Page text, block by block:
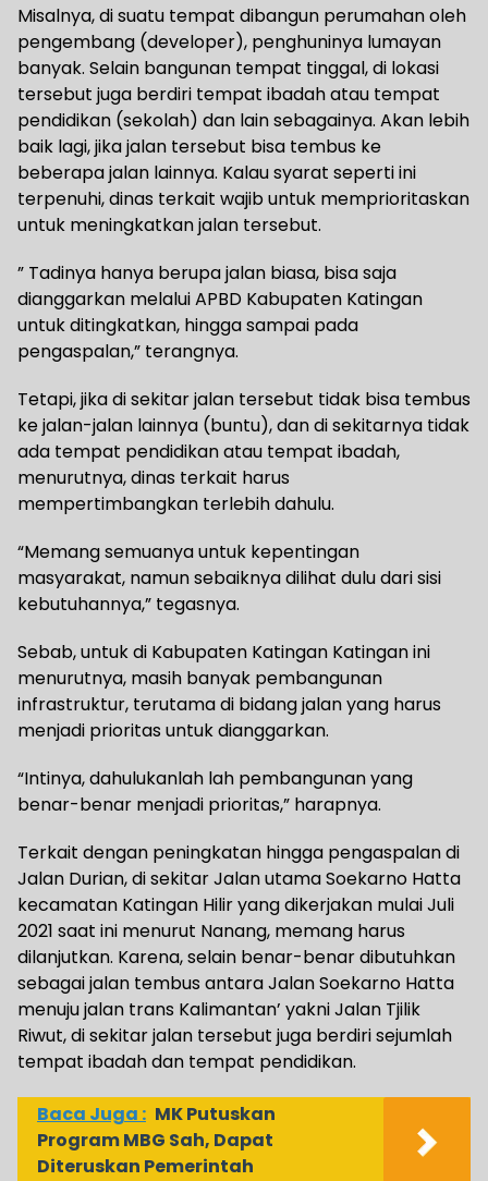
Misalnya, di suatu tempat dibangun perumahan oleh
pengembang (developer), penghuninya lumayan
banyak. Selain bangunan tempat tinggal, di lokasi
tersebut juga berdiri tempat ibadah atau tempat
pendidikan (sekolah) dan lain sebagainya. Akan lebih
baik lagi, jika jalan tersebut bisa tembus ke
beberapa jalan lainnya. Kalau syarat seperti ini
terpenuhi, dinas terkait wajib untuk memprioritaskan
untuk meningkatkan jalan tersebut.
” Tadinya hanya berupa jalan biasa, bisa saja
dianggarkan melalui APBD Kabupaten Katingan
untuk ditingkatkan, hingga sampai pada
pengaspalan,” terangnya.
Tetapi, jika di sekitar jalan tersebut tidak bisa tembus
ke jalan-jalan lainnya (buntu), dan di sekitarnya tidak
ada tempat pendidikan atau tempat ibadah,
menurutnya, dinas terkait harus
mempertimbangkan terlebih dahulu.
“Memang semuanya untuk kepentingan
masyarakat, namun sebaiknya dilihat dulu dari sisi
kebutuhannya,” tegasnya.
Sebab, untuk di Kabupaten Katingan Katingan ini
menurutnya, masih banyak pembangunan
infrastruktur, terutama di bidang jalan yang harus
menjadi prioritas untuk dianggarkan.
“Intinya, dahulukanlah lah pembangunan yang
benar-benar menjadi prioritas,” harapnya.
Terkait dengan peningkatan hingga pengaspalan di
Jalan Durian, di sekitar Jalan utama Soekarno Hatta
kecamatan Katingan Hilir yang dikerjakan mulai Juli
2021 saat ini menurut Nanang, memang harus
dilanjutkan. Karena, selain benar-benar dibutuhkan
sebagai jalan tembus antara Jalan Soekarno Hatta
menuju jalan trans Kalimantan’ yakni Jalan Tjilik
Riwut, di sekitar jalan tersebut juga berdiri sejumlah
tempat ibadah dan tempat pendidikan.
Baca Juga : MK Putuskan
Program MBG Sah, Dapat
Diteruskan Pemerintah